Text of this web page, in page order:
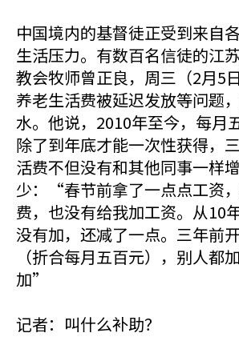
中国境内的基督徒正受到来自
生活压力。有数百名信徒的江
教会牧师曾正良，周三（2月5
养老生活费被延迟发放等问题
水。他说，2010年至今，每月
除了到年底才能一次性获得，
活费不但没有和其他同事一样
少：“春节前拿了一点点工资
费，也没有给我加工资。从10
没有加，还减了一点。三年前
（折合每月五百元），别人都
加”
记者：叫什么补助？